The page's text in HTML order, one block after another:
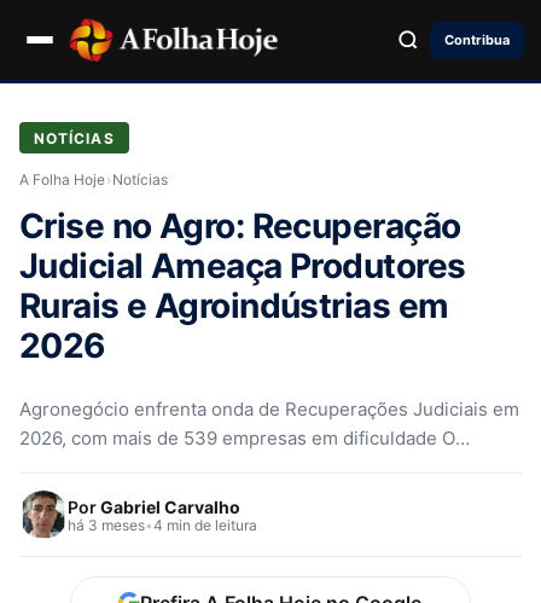
Contribua
NOTÍCIAS
A Folha Hoje› Notícias
Crise no Agro: Recuperação
Judicial Ameaça Produtores
Rurais e Agroindústrias em
2026
Agronegócio enfrenta onda de Recuperações Judiciais em
2026, com mais de 539 empresas em dificuldade O
PorGabriel Carvalho
há 3 meses•4 min de leitura